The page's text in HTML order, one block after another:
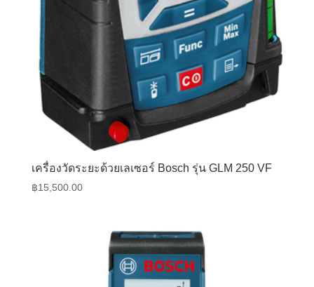
เครื่องวัดระยะด้วยเลเซอร์ Bosch รุ่น GLM 250 VF
฿15,500.00